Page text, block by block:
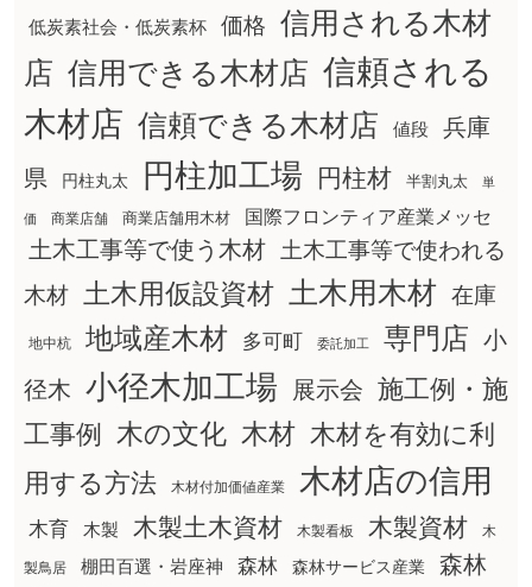
低炭素社会・低炭素杯 価格
信用される木材
店 信用できる木材店 信頼される
木材店 信頼できる木材店 値段
兵庫
県
円柱丸太 円柱加工場 円柱材 半割丸太 単
価 商業店舗 商業店舗用木材 国際フロンティア産業メッセ
土木工事等で使う木材
土木工事等で使われる
木材
土木用仮設資材 土木用木材 在庫
地中杭 地域産木材 多可町 委託加工 専門店 小
径木 小径木加工場 展示会 施工例・施
工事例
木の文化 木材 木材を有効に利
用する方法
木材付加価値産業 木材店の信用
木育 木製 木製土木資材 木製看板 木製資材 木
製鳥居 棚田百選・岩座神 森林 森林サービス産業
森林